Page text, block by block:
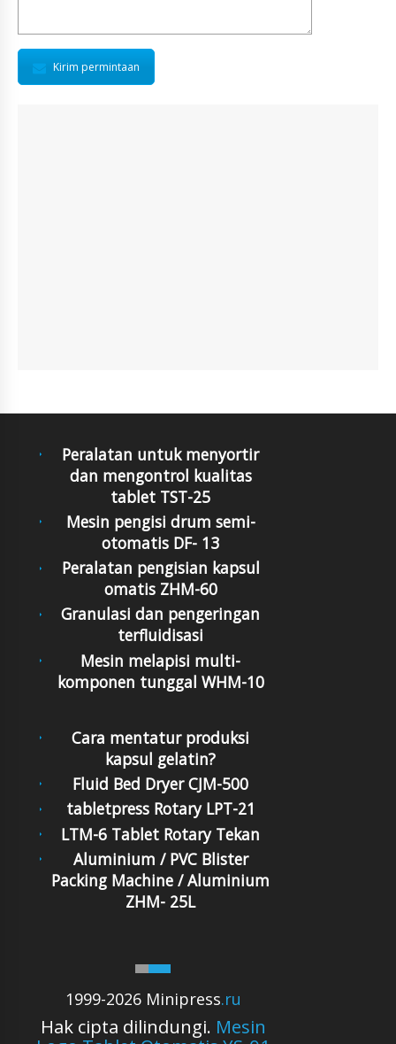
Kirim permintaan
Peralatan untuk menyortir
dan mengontrol kualitas
tablet TST-25
Mesin pengisi drum semi-
otomatis DF- 13
Peralatan pengisian kapsul
omatis ZHM-60
Granulasi dan pengeringan
terfluidisasi
Mesin melapisi multi-
komponen tunggal WHM-10
1999-2026 Minipress.ru
Hak cipta dilindungi. Mesin
Cara mentatur produksi
kapsul gelatin?
Fluid Bed Dryer CJM-500
tabletpress Rotary LPT-21
LTM-6 Tablet Rotary Tekan
Aluminium / PVC Blister
Packing Machine / Aluminium
ZHM- 25L